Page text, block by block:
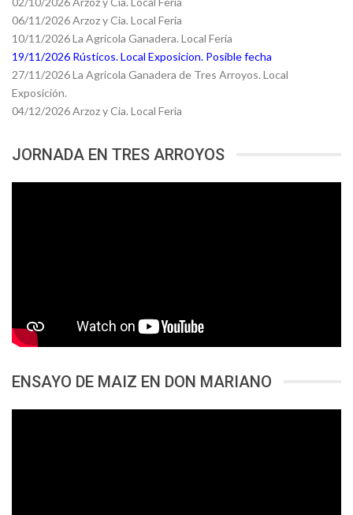
06/11/2026 Arzoz y Cia. Local Feria
10/11/2026 La Agricola Ganadera. Local Feria
19/11/2026 Rústicos. Local Exposicion. Posible fecha
27/11/2026 La Agricola Ganadera de Tres Arroyos. Local
Exposición.
04/12/2026 Arzoz y Cia. Local Feria
JORNADA EN TRES ARROYOS
ENSAYO DE MAIZ EN DON MARIANO